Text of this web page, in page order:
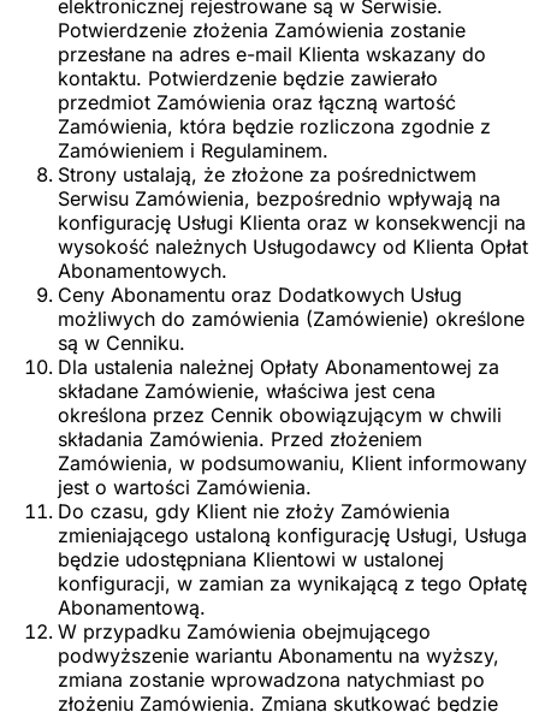
elektronicznej rejestrowane są w Serwisie.
Potwierdzenie złożenia Zamówienia zostanie
przesłane na adres e-mail Klienta wskazany do
kontaktu. Potwierdzenie będzie zawierało
przedmiot Zamówienia oraz łączną wartość
Zamówienia, która będzie rozliczona zgodnie z
Zamówieniem i Regulaminem.
Strony ustalają, że złożone za pośrednictwem
Serwisu Zamówienia, bezpośrednio wpływają na
konfigurację Usługi Klienta oraz w konsekwencji na
wysokość należnych Usługodawcy od Klienta Opłat
Abonamentowych.
Ceny Abonamentu oraz Dodatkowych Usług
możliwych do zamówienia (Zamówienie) określone
są w Cenniku.
Dla ustalenia należnej Opłaty Abonamentowej za
składane Zamówienie, właściwa jest cena
określona przez Cennik obowiązującym w chwili
składania Zamówienia. Przed złożeniem
Zamówienia, w podsumowaniu, Klient informowany
jest o wartości Zamówienia.
Do czasu, gdy Klient nie złoży Zamówienia
zmieniającego ustaloną konfigurację Usługi, Usługa
będzie udostępniana Klientowi w ustalonej
konfiguracji, w zamian za wynikającą z tego Opłatę
Abonamentową.
W przypadku Zamówienia obejmującego
podwyższenie wariantu Abonamentu na wyższy,
zmiana zostanie wprowadzona natychmiast po
złożeniu Zamówienia. Zmiana skutkować będzie